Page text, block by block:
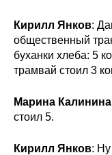
Кирилл Янков:
общественный
буханки хлеба: 5
трамвай стоил 3
Марина Калинина
стоил 5.
Кирилл Янков: Ну